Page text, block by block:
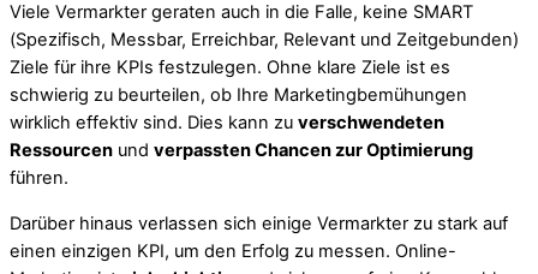
Viele Vermarkter geraten auch in die Falle, keine SMART
(Spezifisch, Messbar, Erreichbar, Relevant und Zeitgebunden)
Ziele für ihre KPIs festzulegen. Ohne klare Ziele ist es
schwierig zu beurteilen, ob Ihre Marketingbemühungen
wirklich effektiv sind. Dies kann zu verschwendeten
Ressourcen und verpassten Chancen zur Optimierung
führen.
Darüber hinaus verlassen sich einige Vermarkter zu stark auf
einen einzigen KPI, um den Erfolg zu messen. Online-